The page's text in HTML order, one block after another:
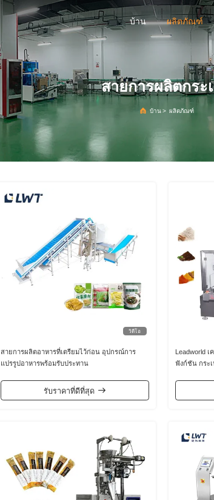
บ้าน ผลิตภัณฑ์
สายการผลิตกระ
บ้าน> ผลิตภัณฑ์
วิดีโอ
สายการผลิตอาหารที่เตรียมไว้ก่อน อุปกรณ์การ
แปรรูปอาหารพร้อมรับประทาน
รับราคาที่ดีที่สุด
Leadworld
ฟังก์ชัน กระเ